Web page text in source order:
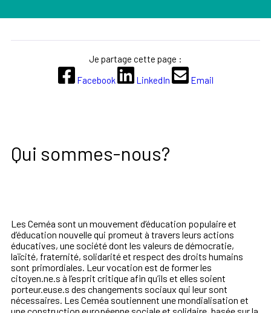
Qui sommes-nous?
Les Ceméa sont un mouvement d’éducation populaire et
d’éducation nouvelle qui promeut à travers leurs actions
éducatives, une société dont les valeurs de démocratie,
laïcité, fraternité, solidarité et respect des droits humains
sont primordiales. Leur vocation est de former les
citoyen.ne.s à l’esprit critique afin qu’ils et elles soient
porteur.euse.s des changements sociaux qui leur sont
nécessaires. Les Ceméa soutiennent une mondialisation et
Je partage cette page :
Facebook
LinkedIn Email